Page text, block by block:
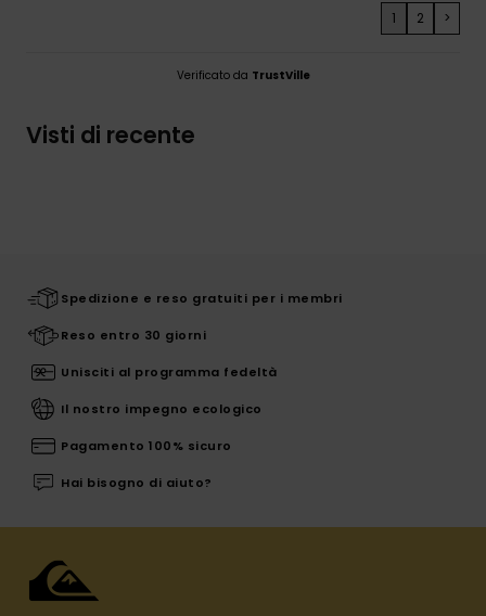
1 2 >
Verificato da TrustVille
Visti di recente
Spedizione e reso gratuiti per i membri
Reso entro 30 giorni
Unisciti al programma fedeltà
Il nostro impegno ecologico
Pagamento 100% sicuro
Hai bisogno di aiuto?